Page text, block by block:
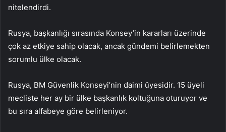
nitelendirdi.
Rusya, başkanlığı sırasında Konsey’in kararları üzerinde
çok az etkiye sahip olacak, ancak gündemi belirlemekten
sorumlu ülke olacak.
Rusya, BM Güvenlik Konseyi’nin daimi üyesidir. 15 üyeli
mecliste her ay bir ülke başkanlık koltuğuna oturuyor ve
bu sıra alfabeye göre belirleniyor.